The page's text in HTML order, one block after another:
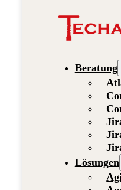
Beratung
Lösungen